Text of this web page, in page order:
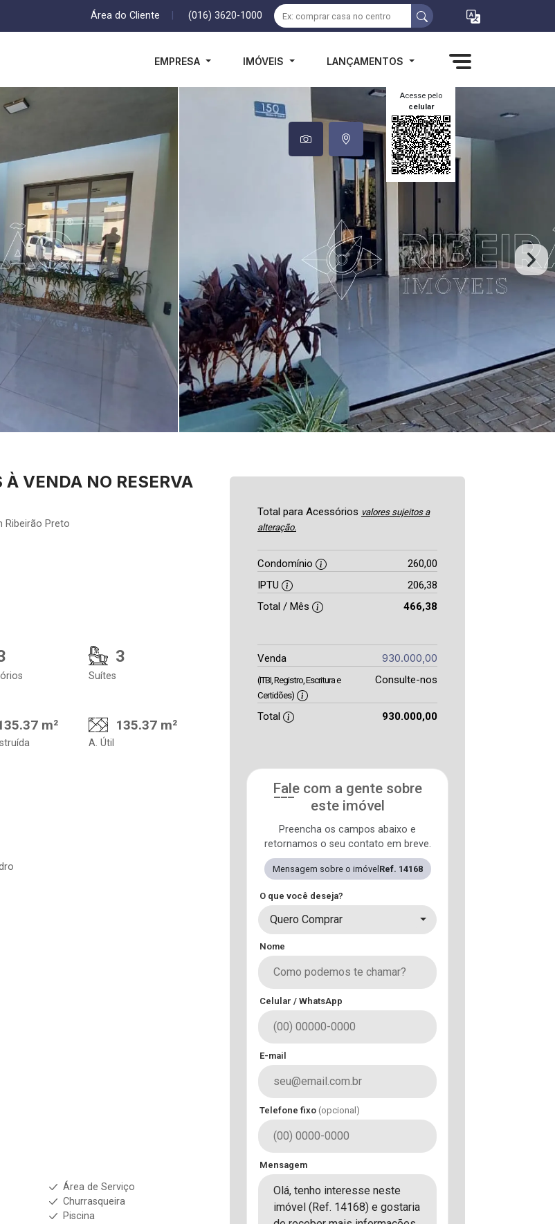
Área do Cliente (016) 3620-1000
EMPRESA IMÓVEIS LANÇAMENTOS
Acesse pelo
celular
VENDA NO RESERVA
Ribeirão Preto
3
Suítes
m² 135.37 m²
A. Útil
Área de Serviço
Churrasqueira
Piscina
Total para Acessórios valores sujeitos a
alteração.
Condomínio
260,00
IPTU
206,38
Total / Mês
466,38
Venda 930.000,00
(ITBI, Registro, Escritura e
Certidões)
Consulte-nos
Total 930.000,00
Fale com a gente sobre
este imóvel
Preencha os campos abaixo e
retornamos o seu contato em breve.
Mensagem sobre o imóvel Ref. 14168
O que você deseja?
Quero Comprar
Nome
Celular / WhatsApp
E-mail
Telefone fixo (opcional)
Mensagem